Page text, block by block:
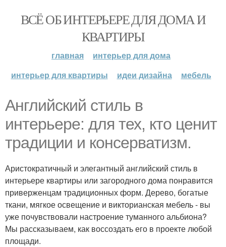
ВСЁ ОБ ИНТЕРЬЕРЕ ДЛЯ ДОМА И
КВАРТИРЫ
главная
интерьер для дома
интерьер для квартиры
идеи дизайна мебель
Английский стиль в
интерьере: для тех, кто ценит
традиции и консерватизм.
Аристократичный и элегантный английский стиль в
интерьере квартиры или загородного дома понравится
приверженцам традиционных форм. Дерево, богатые
ткани, мягкое освещение и викторианская мебель - вы
уже почувствовали настроение туманного альбиона?
Мы рассказываем, как воссоздать его в проекте любой
площади.